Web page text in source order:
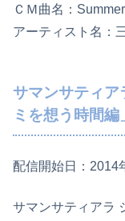
ＣＭ曲名：
アーティスト名：
サマンサティア
ミを想う時間
配信開始日：2014
サマンサティアラ